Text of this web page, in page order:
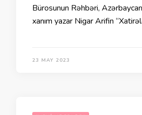
Bürosunun Rəhbəri,
xanım yazar Nigar Arifin
23 MAY 2023